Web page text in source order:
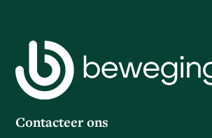
the
first
slide
Contacteer ons